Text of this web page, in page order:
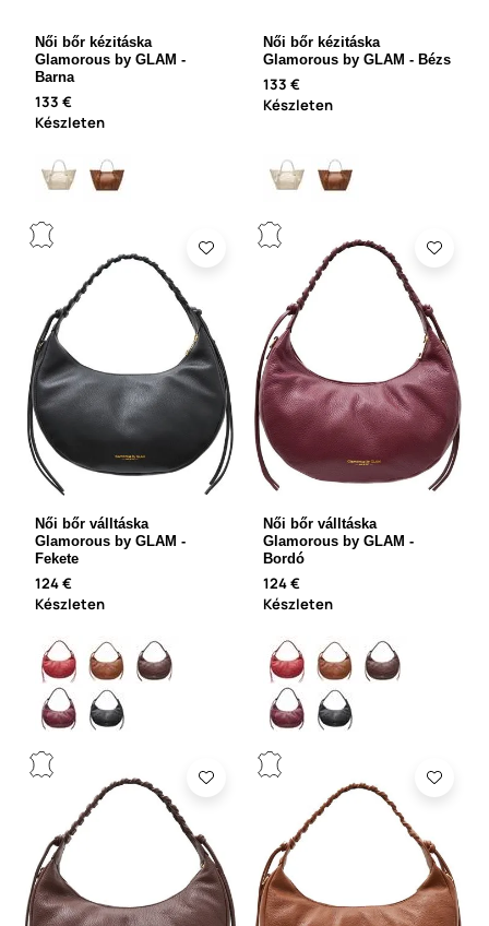
Női bőr kézitáska
Glamorous by GLAM -
Barna
133 €
Készleten
Női bőr kézitáska
Glamorous by GLAM - Bézs
133 €
Készleten
Női bőr válltáska
Glamorous by GLAM -
Fekete
124 €
Készleten
Női bőr válltáska
Glamorous by GLAM -
Bordó
124 €
Készleten